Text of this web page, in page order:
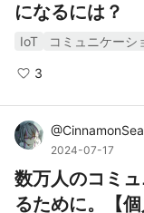
になるには？
IoT コミュニケーシ
3
@
2024-07-17
数万人のコミ
るために。【個